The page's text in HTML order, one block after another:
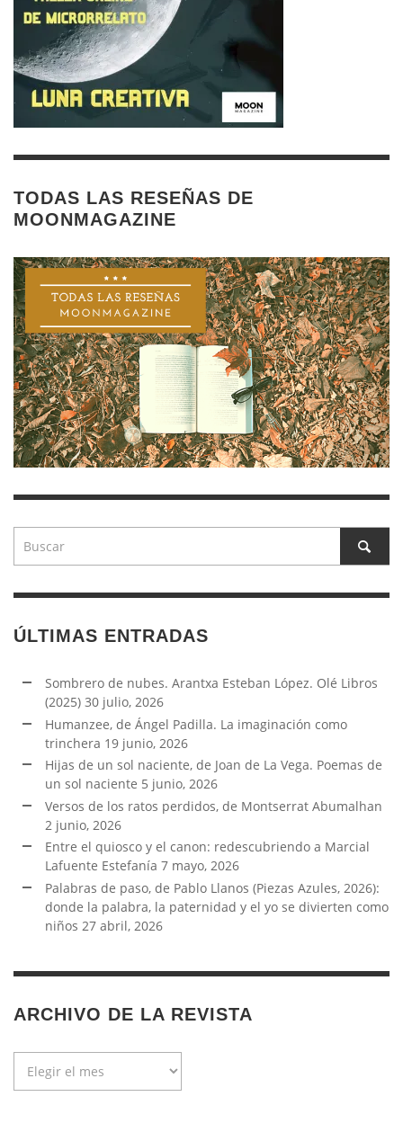
TODAS LAS RESEÑAS DE
MOONMAGAZINE
ÚLTIMAS ENTRADAS
Sombrero de nubes. Arantxa Esteban López. Olé Libros
(2025) 30 julio, 2026
Humanzee, de Ángel Padilla. La imaginación como
trinchera 19 junio, 2026
Hijas de un sol naciente, de Joan de La Vega. Poemas de
un sol naciente 5 junio, 2026
Versos de los ratos perdidos, de Montserrat Abumalhan
2 junio, 2026
Entre el quiosco y el canon: redescubriendo a Marcial
Lafuente Estefanía 7 mayo, 2026
Palabras de paso, de Pablo Llanos (Piezas Azules, 2026):
donde la palabra, la paternidad y el yo se divierten como
niños 27 abril, 2026
ARCHIVO DE LA REVISTA